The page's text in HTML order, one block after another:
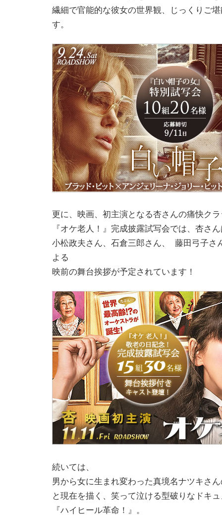
繊細で官能的な彼女の世界観、じっくりご
す。
更に、映画、初主演となる杏さんの痛快ク
『オケ老人！』完成披露試写会では、杏さ
小松政夫さん、石倉三郎さん、 藤田弓子さ
よる
映前の舞台挨拶が予定されています！
続いては、
男から女に生まれ変わった真境名ナツキさ
と現在を描く、笑って泣ける型破りなドキ
『ハイヒール革命！』。